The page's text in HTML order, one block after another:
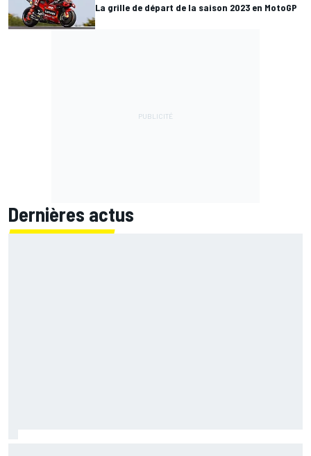
La grille de départ de la saison 2023 en MotoGP
Dernières actus